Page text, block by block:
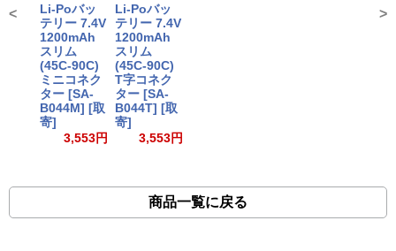
Li-Poバッ
テリー 7.4V
1200mAh
スリム
(45C-90C)
ミニコネク
ター [SA-
B044M] [取
寄]
3,553円
Li-Poバッ
テリー 7.4V
1200mAh
スリム
(45C-90C)
T字コネク
ター [SA-
B044T] [取
寄]
3,553円
< >
商品一覧に戻る